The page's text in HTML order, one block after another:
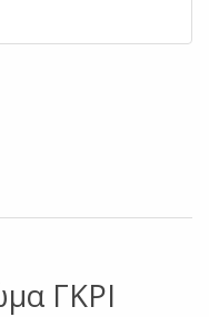
ΓΚΡΙ